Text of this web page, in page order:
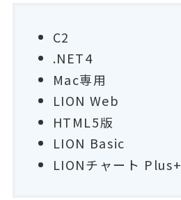
C2
.NET4
Mac専用
LION Web
HTML5版
LION Basic
LIONチャート Plus+